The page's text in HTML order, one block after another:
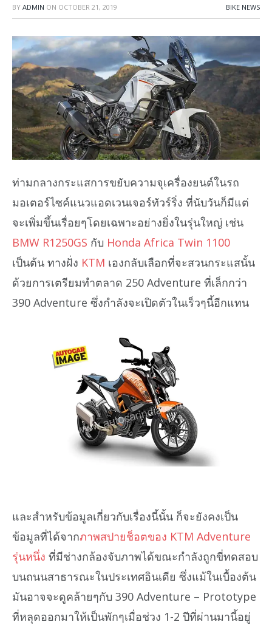
BY ADMIN ON OCTOBER 21, 2019 BIKE NEWS
ท่ามกลางกระแสการขยับความจุเครื่องยนต์ในรถ
มอเตอร์ไซค์แนวแอดเวนเจอร์ทัวร์ริ่ง ที่นับวันก็มีแต่
จะเพิ่มขึ้นเรื่อยๆโดยเฉพาะอย่างยิ่งในรุ่นใหญ่ เช่น
BMW R1250GS กับ Honda Africa Twin 1100
เป็นต้น ทางฝั่ง KTM เองกลับเลือกที่จะสวนกระแสนั้น
ด้วยการเตรียมทำตลาด 250 Adventure ที่เล็กกว่า
390 Adventure ซึ่งกำลังจะเปิดตัวในเร็วๆนี้อีกแทน
และสำหรับข้อมูลเกี่ยวกับเรื่องนี้นั้น ก็จะยังคงเป็น
ข้อมูลที่ได้จากภาพสปายช็อตของ KTM Adventure
รุ่นหนึ่ง ที่มีช่างกล้องจับภาพได้ขณะกำลังถูกขี่ทดสอบ
บนถนนสาธารณะในประเทศอินเดีย ซึ่งแม้ในเบื้องต้น
มันอาจจะดูคล้ายๆกับ 390 Adventure – Prototype
ที่หลุดออกมาให้เป็นพักๆเมื่อช่วง 1-2 ปีที่ผ่านมานี้อยู่